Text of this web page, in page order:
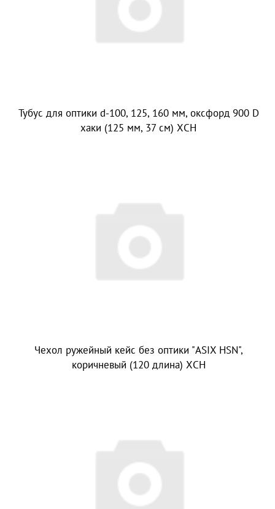
Тубус для оптики d-100, 125, 160 мм, оксфорд 900 D
хаки (125 мм, 37 см) ХСН
Чехол ружейный кейс без оптики "ASIX HSN",
коричневый (120 длина) ХСН